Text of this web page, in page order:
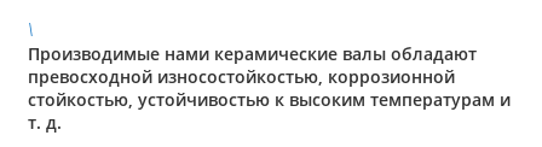
\
Производимые нами керамические валы обладают
превосходной износостойкостью, коррозионной
стойкостью, устойчивостью к высоким температурам и
т. д.